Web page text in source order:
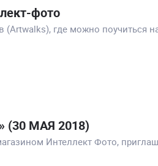
фото
где можно поучиться
(30 МАЯ 2018)
Интеллект Фото,